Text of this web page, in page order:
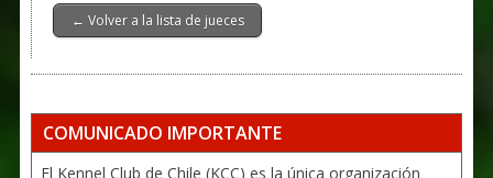
← Volver a la lista de jueces
COMUNICADO IMPORTANTE
El Kennel Club de Chile (KCC) es la única organización